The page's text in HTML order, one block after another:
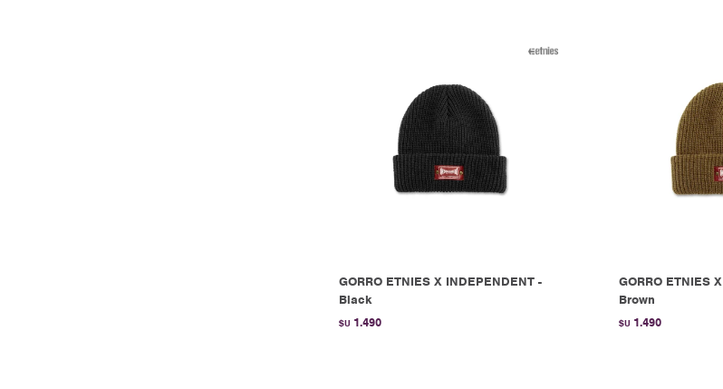
GORRO ETNIES X INDEPENDENT -
Black
$U 1.490
GORRO ETNIES
Brown
$U 1.490